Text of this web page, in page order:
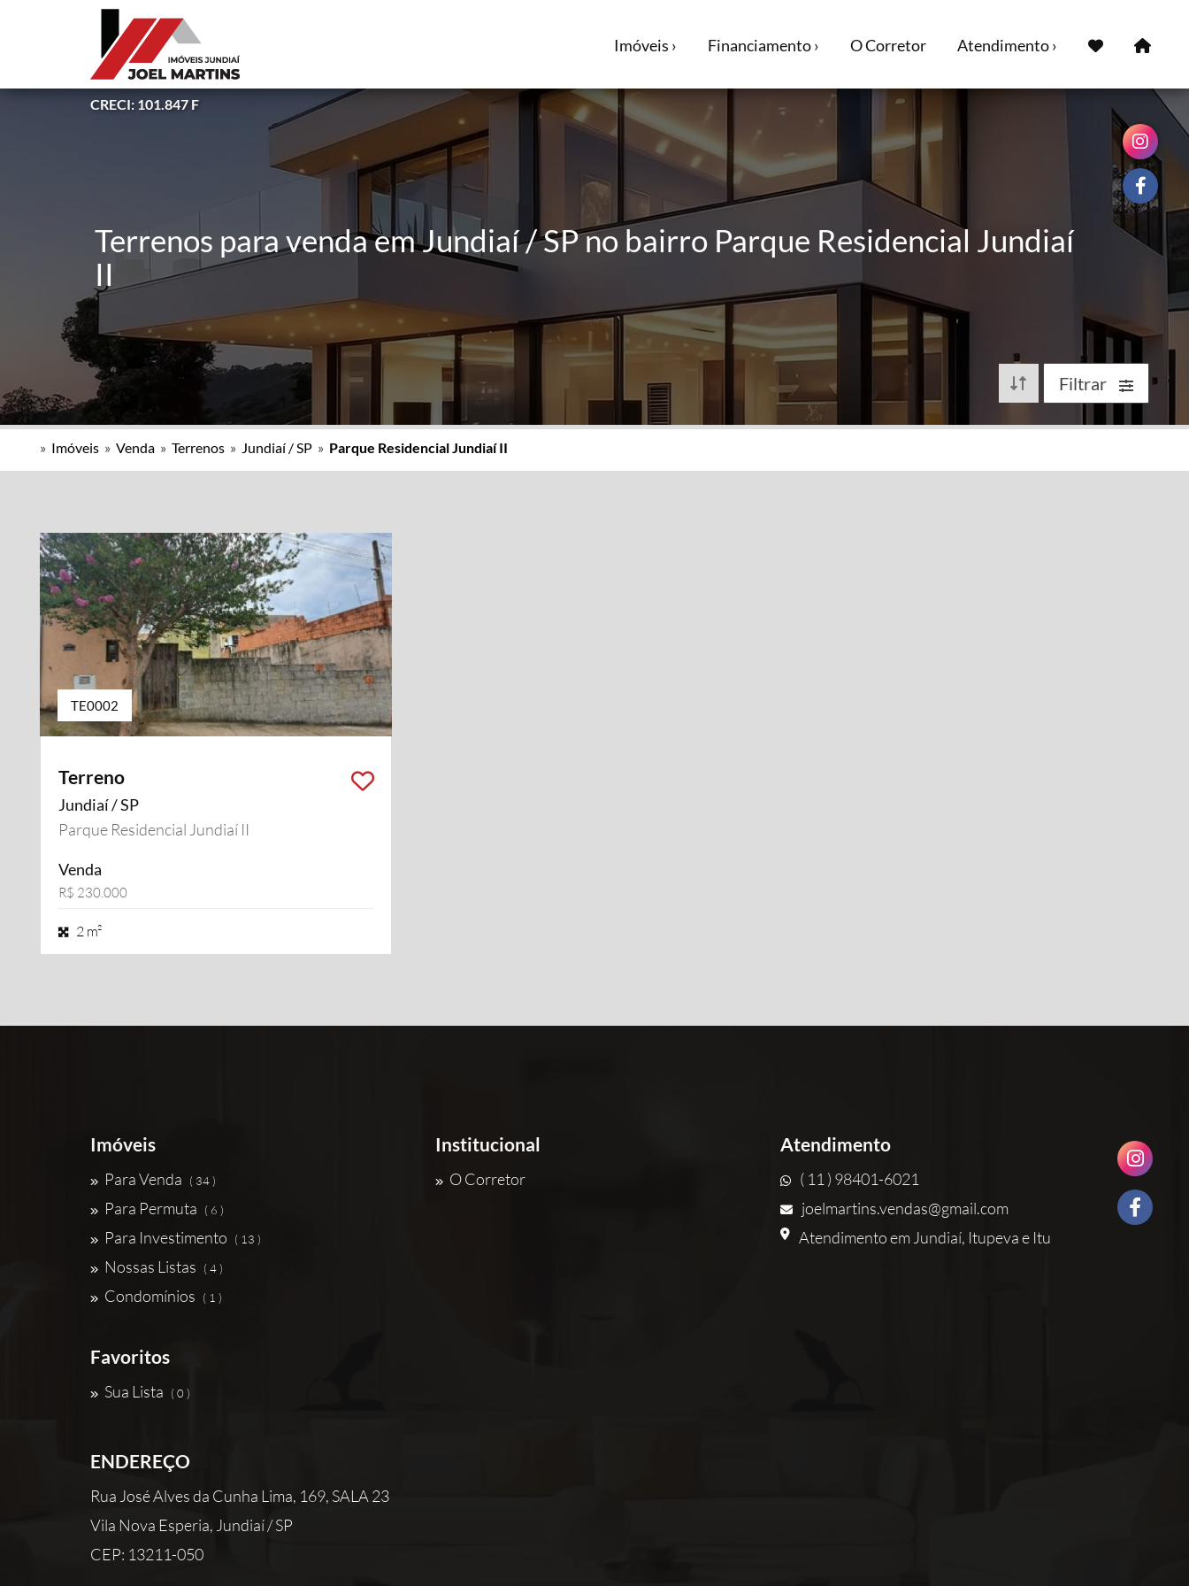
CRECI: 101.847 F
Imóveis › Financiamento › O Corretor Atendimento ›
Terrenos para venda em Jundiaí / SP no bairro Parque Residencial Jundiaí
II
Filtrar
» Imóveis » Venda » Terrenos » Jundiaí / SP » Parque Residencial Jundiaí II
TE0002
Terreno
Jundiaí / SP
Parque Residencial Jundiaí II
Venda
R$ 230.000
2 m²
Imóveis
Para Venda ( 34 )
Para Permuta ( 6 )
Para Investimento ( 13 )
Nossas Listas ( 4 )
Condomínios ( 1 )
Favoritos
Sua Lista ( 0 )
Institucional
O Corretor
Atendimento
( 11 ) 98401-6021
joelmartins.vendas@gmail.com
Atendimento em Jundiaí, Itupeva e Itu
ENDEREÇO
Rua José Alves da Cunha Lima, 169, SALA 23
Vila Nova Esperia, Jundiaí / SP
CEP: 13211-050